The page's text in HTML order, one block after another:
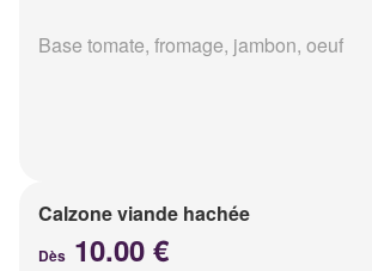
Base tomate, fromage, jambon, oeuf
Calzone viande hachée
Dès 10.00 €